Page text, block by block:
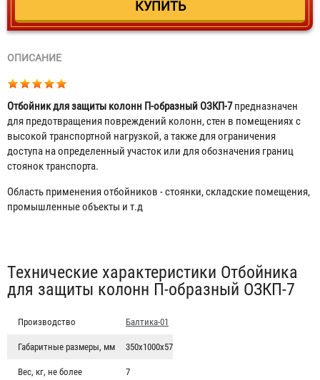
ОПИСАНИЕ
Отбойник для защиты колонн П-образный ОЗКП-7предназначен
для предотвращения повреждений колонн, стен в помещениях с
высокой транспортной нагрузкой, а также для ограничения
доступа на определенный участок или для обозначения границ
стоянок транспорта.
Область применения отбойников - стоянки, складские помещения,
промышленные объекты и т.д
Табы
Технические характеристики Отбойника
для защиты колонн П-образный ОЗКП-7
Производство Балтика-01
Габаритные размеры, мм 350х1000х57
Вес, кг, не более 7